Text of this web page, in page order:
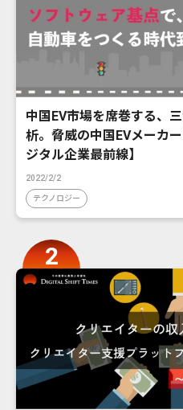
中国EV市場を席巻する、
析。脅威の中国EVメーカ
ジタル企業最前線】
2022/2/2
テクノロジー